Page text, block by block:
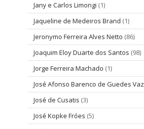
Jany e Carlos Limongi (1)
Jaqueline de Medeiros Brand (1)
Jeronymo Ferreira Alves Netto (86)
Joaquim Eloy Duarte dos Santos (98)
Jorge Ferreira Machado (1)
José Afonso Barenco de Guedes Vaz
José de Cusatis (3)
José Kopke Fróes (5)